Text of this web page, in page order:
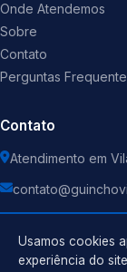
Onde Atendemos
Sobre
Contato
Perguntas
Contato
Atendimento em
Usamos cookies
experiência do